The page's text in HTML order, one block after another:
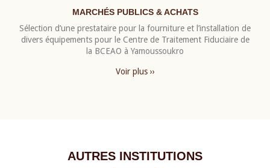
MARCHÉS PUBLICS & ACHATS
Sélection d’une prestataire pour la fourniture et l’installation de
divers équipements pour le Centre de Traitement Fiduciaire de
la BCEAO à Yamoussoukro
Voir plus ››
AUTRES INSTITUTIONS